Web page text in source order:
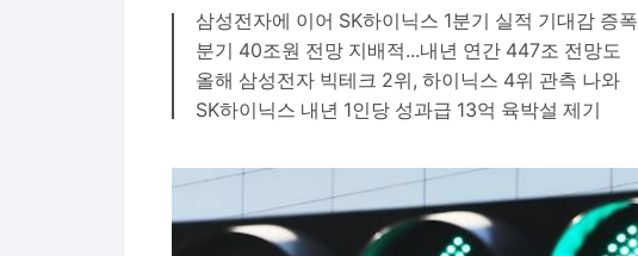
삼성전자에 이어 SK하이닉스 1분기 실적 기대감 증폭
분기 40조원 전망 지배적...내년 연간 447조 전망도
올해 삼성전자 빅테크 2위, 하이닉스 4위 관측 나와
SK하이닉스 내년 1인당 성과급 13억 육박설 제기